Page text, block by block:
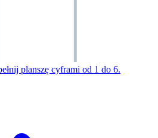
planszę cyframi od 1 do 6.